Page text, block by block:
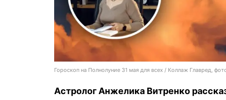
Гороскоп на Полнолуние 31 мая для всех / Коллаж Главред,
Астролог Анжелика Витренко